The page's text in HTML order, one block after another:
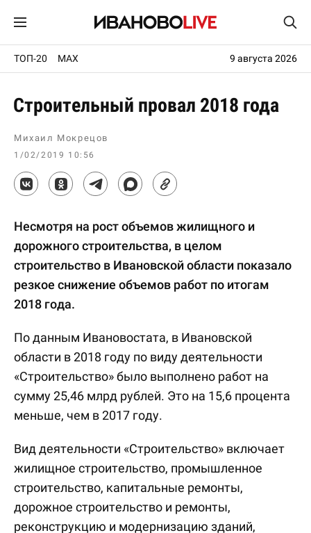
ТОП-20 MAX 9 августа 2026
Строительный провал 2018 года
Михаил Мокрецов
1/02/2019 10:56
Несмотря на рост объемов жилищного и
дорожного строительства, в целом
строительство в Ивановской области показало
резкое снижение объемов работ по итогам
2018 года.
По данным Ивановостата, в Ивановской
области в 2018 году по виду деятельности
«Строительство» было выполнено работ на
сумму 25,46 млрд рублей. Это на 15,6 процента
меньше, чем в 2017 году.
Вид деятельности «Строительство» включает
жилищное строительство, промышленное
строительство, капитальные ремонты,
дорожное строительство и ремонты,
реконструкцию и модернизацию зданий,